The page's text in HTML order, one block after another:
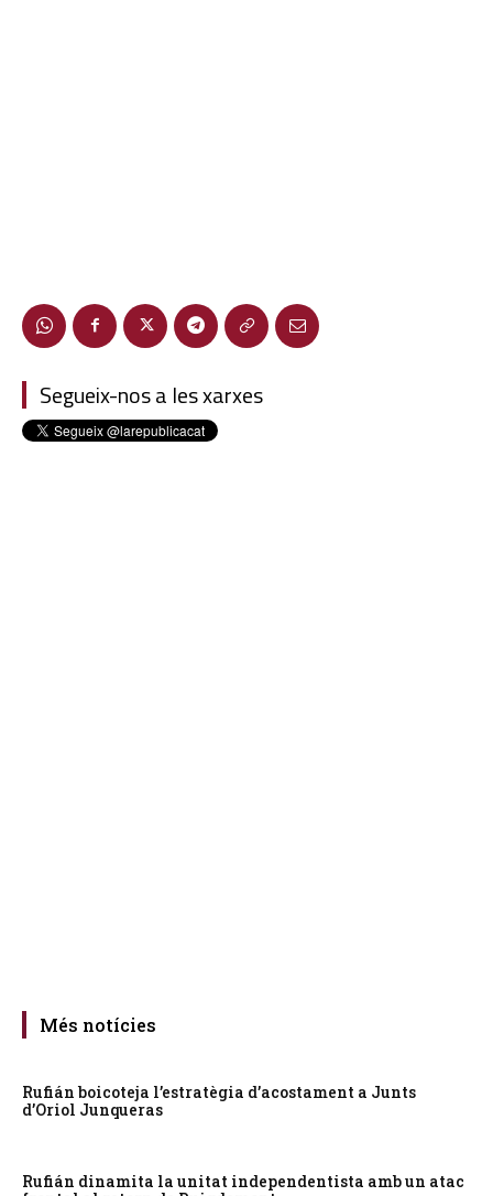
Segueix-nos a les xarxes
Més notícies
Rufián boicoteja l’estratègia d’acostament a Junts
d’Oriol Junqueras
Rufián dinamita la unitat independentista amb un atac